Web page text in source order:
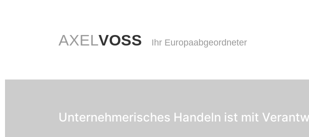
AXELVOSS Ihr Europaabgeordneter
Unternehmerisches Handeln ist mit